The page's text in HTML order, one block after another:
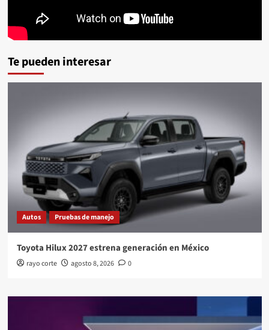
Te pueden interesar
Autos Pruebas de manejo
Toyota Hilux 2027 estrena generación en México
rayo corte agosto 8, 2026 0